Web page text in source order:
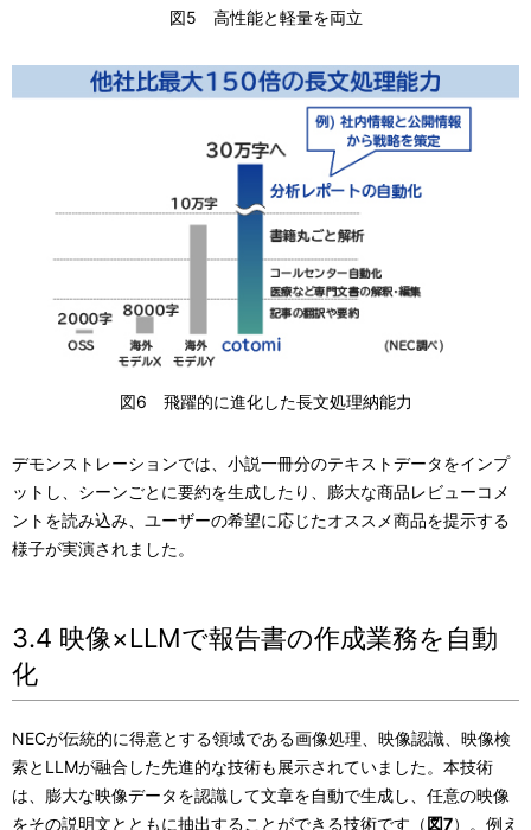
図5 高性能と軽量を両立
図6 飛躍的に進化した長文処理納能力
デモンストレーションでは、小説一冊分のテキストデータをインプ
ットし、シーンごとに要約を生成したり、膨大な商品レビューコメ
ントを読み込み、ユーザーの希望に応じたオススメ商品を提示する
様子が実演されました。
3.4 映像×LLMで報告書の作成業務を自動
化
NECが伝統的に得意とする領域である画像処理、映像認識、映像検
索とLLMが融合した先進的な技術も展示されていました。本技術
は、膨大な映像データを認識して文章を自動で生成し、任意の映像
をその説明文とともに抽出することができる技術です（図7）。例え